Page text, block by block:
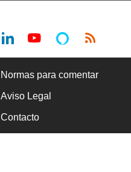
Normas para comentar
Aviso Legal
Contacto